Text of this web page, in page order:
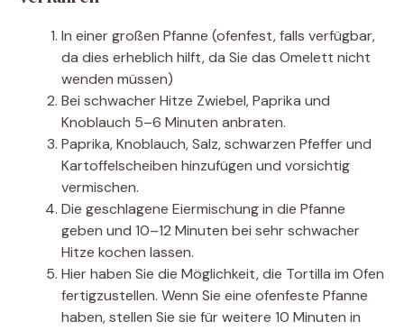
In einer großen Pfanne (ofenfest, falls verfügbar,
da dies erheblich hilft, da Sie das Omelett nicht
wenden müssen)
Bei schwacher Hitze Zwiebel, Paprika und
Knoblauch 5–6 Minuten anbraten.
Paprika, Knoblauch, Salz, schwarzen Pfeffer und
Kartoffelscheiben hinzufügen und vorsichtig
vermischen.
Die geschlagene Eiermischung in die Pfanne
geben und 10–12 Minuten bei sehr schwacher
Hitze kochen lassen.
Hier haben Sie die Möglichkeit, die Tortilla im Ofen
fertigzustellen. Wenn Sie eine ofenfeste Pfanne
haben, stellen Sie sie für weitere 10 Minuten in